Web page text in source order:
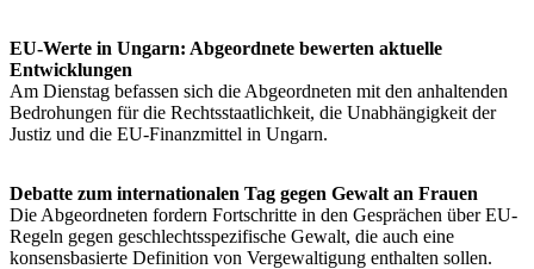
EU-Werte in Ungarn: Abgeordnete bewerten aktuelle
Entwicklungen
Am Dienstag befassen sich die Abgeordneten mit den anhaltenden
Bedrohungen für die Rechtsstaatlichkeit, die Unabhängigkeit der
Justiz und die EU-Finanzmittel in Ungarn.
Debatte zum internationalen Tag gegen Gewalt an Frauen
Die Abgeordneten fordern Fortschritte in den Gesprächen über EU-
Regeln gegen geschlechtsspezifische Gewalt, die auch eine
konsensbasierte Definition von Vergewaltigung enthalten sollen.